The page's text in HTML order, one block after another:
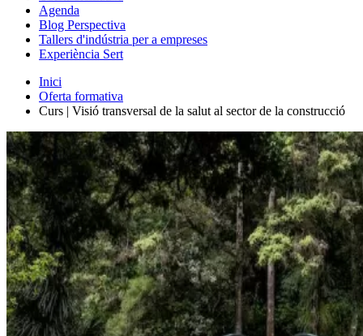
Agenda
Blog Perspectiva
Tallers d'indústria per a empreses
Experiència Sert
Inici
Oferta formativa
Curs | Visió transversal de la salut al sector de la construcció